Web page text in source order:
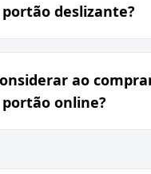
deslizante?
ao
online?